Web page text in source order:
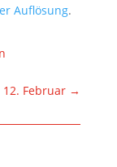
Auflösung.
12. Februar →